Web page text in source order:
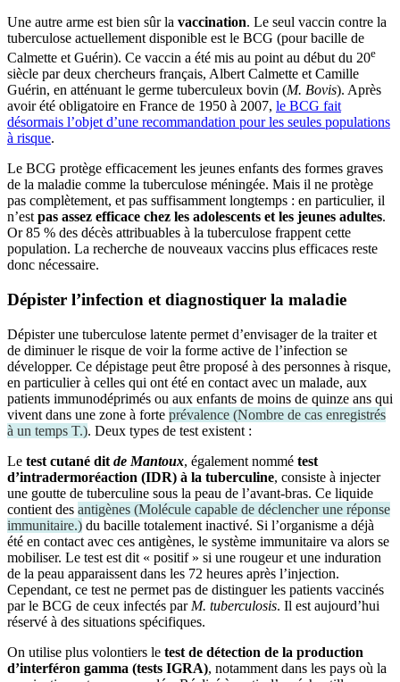
Une autre arme est bien sûr la vaccination. Le seul vaccin contre la
tuberculose actuellement disponible est le BCG (pour bacille de
Calmette et Guérin). Ce vaccin a été mis au point au début du 20e
siècle par deux chercheurs français, Albert Calmette et Camille
Guérin, en atténuant le germe tuberculeux bovin (M. Bovis). Après
avoir été obligatoire en France de 1950 à 2007, le BCG fait
désormais l’objet d’une recommandation pour les seules populations
à risque.
Le BCG protège efficacement les jeunes enfants des formes graves
de la maladie comme la tuberculose méningée. Mais il ne protège
pas complètement, et pas suffisamment longtemps : en particulier, il
n’est pas assez efficace chez les adolescents et les jeunes adultes.
Or 85 % des décès attribuables à la tuberculose frappent cette
population. La recherche de nouveaux vaccins plus efficaces reste
donc nécessaire.
Dépister l’infection et diagnostiquer la maladie
Dépister une tuberculose latente permet d’envisager de la traiter et
de diminuer le risque de voir la forme active de l’infection se
développer. Ce dépistage peut être proposé à des personnes à risque,
en particulier à celles qui ont été en contact avec un malade, aux
patients immunodéprimés ou aux enfants de moins de quinze ans qui
vivent dans une zone à forte prévalence (Nombre de cas enregistrés
à un temps T.). Deux types de test existent :
Le test cutané dit de Mantoux, également nommé test
d’intradermoréaction (IDR) à la tuberculine, consiste à injecter
une goutte de tuberculine sous la peau de l’avant-bras. Ce liquide
contient des antigènes (Molécule capable de déclencher une réponse
immunitaire.) du bacille totalement inactivé. Si l’organisme a déjà
été en contact avec ces antigènes, le système immunitaire va alors se
mobiliser. Le test est dit « positif » si une rougeur et une induration
de la peau apparaissent dans les 72 heures après l’injection.
Cependant, ce test ne permet pas de distinguer les patients vaccinés
par le BCG de ceux infectés par M. tuberculosis. Il est aujourd’hui
réservé à des situations spécifiques.
On utilise plus volontiers le test de détection de la production
d’interféron gamma (tests IGRA), notamment dans les pays où la